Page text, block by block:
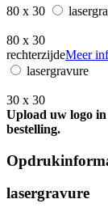
80 x 30
80 x 30
rechterzijdeMeer
lasergravure
30 x 30
Upload uw logo
bestelling.
lasergravure